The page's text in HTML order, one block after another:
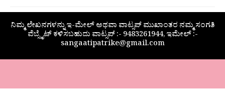
ನಿಮ್ಮ ಲೇಖನಗಳನ್ನು ಇ-ಮೇಲ್ ಅಥವಾ ವಾಟ್ಸಪ್ ಮುಖಾಂತರ ನಮ್ಮ ಸಂಗತಿ
ವೆಬ್ಸೈಟ್ ಕಳಿಸಬಹುದು ವಾಟ್ಸಪ್‌ :- 9483261944, ಇಮೇಲ್ :-
sangaatipatrike@gmail.com